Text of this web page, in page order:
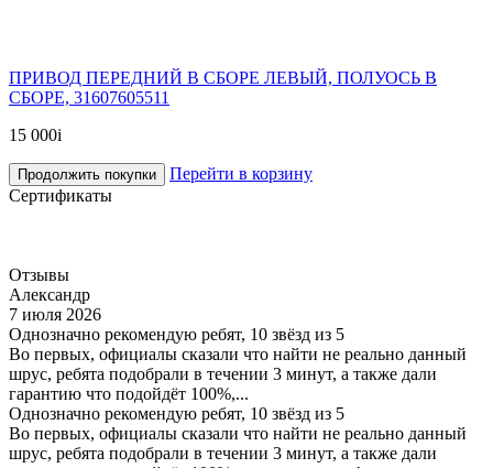
ПРИВОД ПЕРЕДНИЙ В СБОРЕ ЛЕВЫЙ, ПОЛУОСЬ В
СБОРЕ, 31607605511
15 000i
Продолжить покупки
Перейти в корзину
Сертификаты
Отзывы
Александр
7 июля 2026
Однозначно рекомендую ребят, 10 звёзд из 5
Во первых, официалы сказали что найти не реально данный
шрус, ребята подобрали в течении 3 минут, а также дали
гарантию что подойдёт 100%,...
Однозначно рекомендую ребят, 10 звёзд из 5
Во первых, официалы сказали что найти не реально данный
шрус, ребята подобрали в течении 3 минут, а также дали